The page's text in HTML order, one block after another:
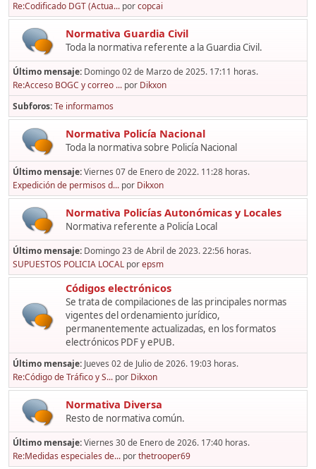
Re:Codificado DGT (Actua... porcopcai
Normativa Guardia Civil
Toda la normativa referente a la Guardia Civil.
Último mensaje: Domingo 02 de Marzo de 2025. 17:11 horas.
Re:Acceso BOGC y correo ... por Dikxon
Subforos Te informamos
Normativa Policía Nacional
Toda la normativa sobre Policía Nacional
Último mensaje:Viernes 07 de Enero de 2022. 11:28 horas.
Expedición de permisos d... por Dikxon
Normativa Policías Autonómicas y Locales
Normativa referente a Policía Local
Último mensaje: Domingo 23 de Abril de 2023. 22:56 horas.
SUPUESTOS POLICIA LOCAL porepsm
Códigos electrónicos
Se trata de compilaciones de las principales normas
vigentes del ordenamiento jurídico,
permanentemente actualizadas, en los formatos
electrónicos PDF y ePUB.
Último mensaje: Jueves 02 de Julio de 2026. 19:03 horas.
Re:Código de Tráfico y S... por Dikxon
Normativa Diversa
Resto de normativa común.
Último mensaje:Viernes 30 de Enero de 2026. 17:40 horas.
Re:Medidas especiales de... porthetrooper69